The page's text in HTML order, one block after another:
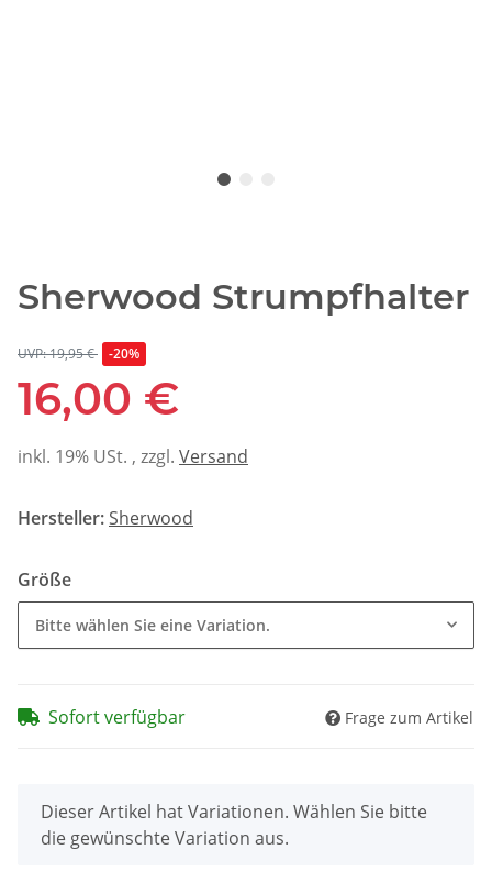
Sherwood Strumpfhalter
UVP: 19,95 € -20%
16,00 €
inkl. 19% USt. , zzgl. Versand
Hersteller: Sherwood
Größe
Bitte wählen Sie eine Variation.
Sofort verfügbar Frage zum Artikel
x
Dieser Artikel hat Variationen. Wählen Sie bitte
die gewünschte Variation aus.